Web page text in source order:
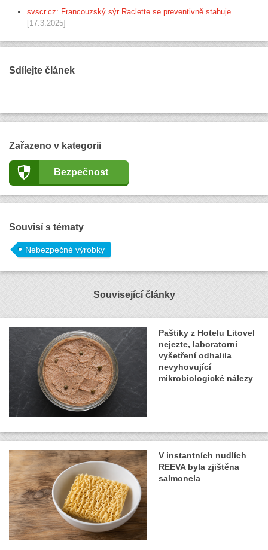
svscr.cz: Francouzský sýr Raclette se preventivně stahuje
[17.3.2025]
Sdílejte článek
Zařazeno v kategorii
Bezpečnost
Souvisí s tématy
Nebezpečné výrobky
Související články
Paštiky z Hotelu Litovel
nejezte, laboratorní
vyšetření odhalila
nevyhovující
mikrobiologické nálezy
V instantních nudlích
REEVA byla zjištěna
salmonela